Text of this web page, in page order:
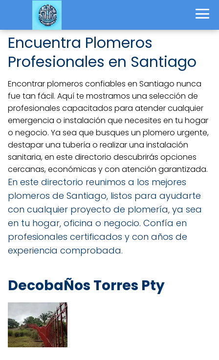
Encuentra Plomeros
Profesionales en Santiago
Encontrar plomeros confiables en Santiago nunca
fue tan fácil. Aquí te mostramos una selección de
profesionales capacitados para atender cualquier
emergencia o instalación que necesites en tu hogar
o negocio. Ya sea que busques un plomero urgente,
destapar una tubería o realizar una instalación
sanitaria, en este directorio descubrirás opciones
cercanas, económicas y con atención garantizada.
En este directorio reunimos a los mejores
plomeros de Santiago, listos para ayudarte
con cualquier proyecto de plomería, ya sea
en tu hogar, oficina o negocio. Confía en
profesionales certificados y con años de
experiencia comprobada.
DecobaÑos Torres Pty